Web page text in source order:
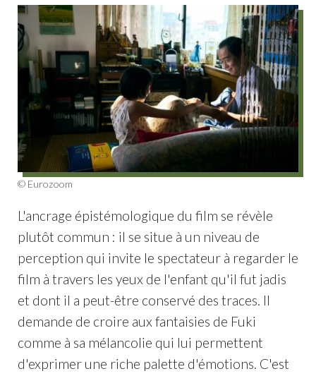
© Eurozoom
L'ancrage épistémologique du film se révèle
plutôt commun : il se situe à un niveau de
perception qui invite le spectateur à regarder le
film à travers les yeux de l'enfant qu'il fut jadis
et dont il a peut-être conservé des traces. Il
demande de croire aux fantaisies de Fuki
comme à sa mélancolie qui lui permettent
d'exprimer une riche palette d'émotions. C'est